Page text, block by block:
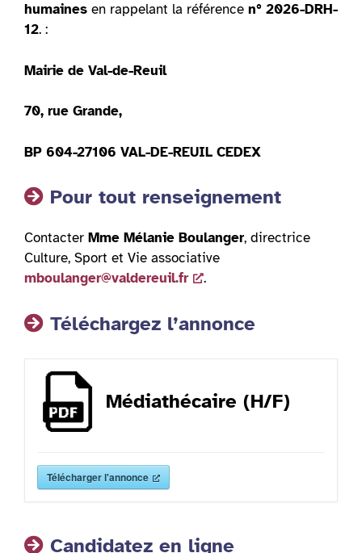
humaines en rappelant la référence n° 2026-DRH-
12. :
Mairie de Val-de-Reuil
70, rue Grande,
BP 604-27106 VAL-DE-REUIL CEDEX
Pour tout renseignement
Contacter Mme Mélanie Boulanger, directrice
Culture, Sport et Vie associative
mboulanger@valdereuil.fr
.
Téléchargez l’annonce
Médiathécaire (H/F)
Télécharger l'annonce
Candidatez en ligne